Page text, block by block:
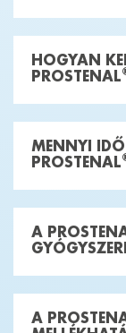
HOGYAN
PROSTENAL
MENNYI
PROSTENAL
A
A